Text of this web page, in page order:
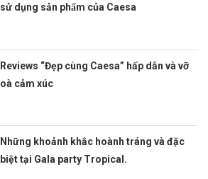
sử dụng sản phẩm của Caesa
Reviews “Đẹp cùng Caesa” hấp dẫn và vỡ
oà cảm xúc
Những khoảnh khắc hoành tráng và đặc
biệt tại Gala party Tropical.